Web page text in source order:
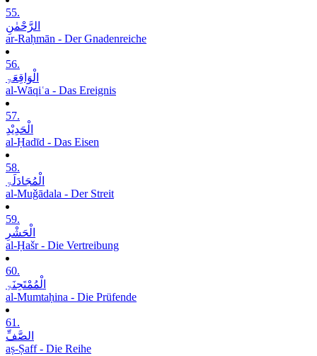
55.
الرَّحْمٰنِ
ar-Raḥmān - Der Gnadenreiche
56.
الْوَاقِعَۃِ
al-Wāqiʿa - Das Ereignis
57.
الْحَدِیْدِ
al-Ḥadīd - Das Eisen
58.
الْمُجَادَلَۃِ
al-Muǧādala - Der Streit
59.
الْحَشْرِ
al-Ḥašr - Die Vertreibung
60.
الْمُمْتَحِنَۃِ
al-Mumtaḥina - Die Prüfende
61.
الصَّفِّ
aṣ-Ṣaff - Die Reihe